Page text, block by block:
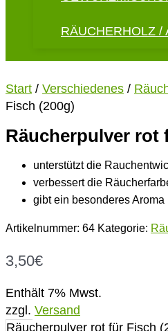
RÄUCHERHOLZ /
Start / Verschiedenes /
Fisch (200g)
Räucherpulver rot
unterstützt die
verbessert die
gibt ein besonderes Aroma
Artikelnummer: 64 Kategorie:
3,50€
Enthält 7% Mwst.
zzgl. Versand
Räucherpulver rot für Fisch